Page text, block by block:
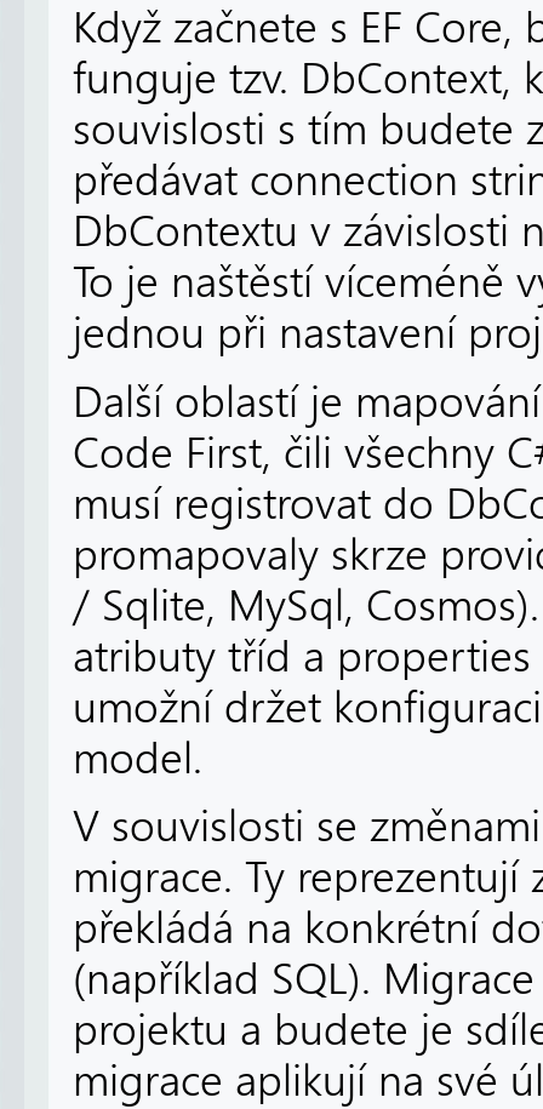
Když začnete s EF
funguje tzv. DbContext,
souvislosti s tím budete
předávat connection
DbContextu v závislosti
To je naštěstí víceméně
jednou při nastavení
Další oblastí je
Code First, čili všechny
musí registrovat do
promapovaly skrze
/ Sqlite, MySql,
atributy tříd a properties
umožní držet
model.
V souvislosti se
migrace. Ty
překládá na konkrétní
(například SQL).
projektu a budete je
migrace aplikují na své